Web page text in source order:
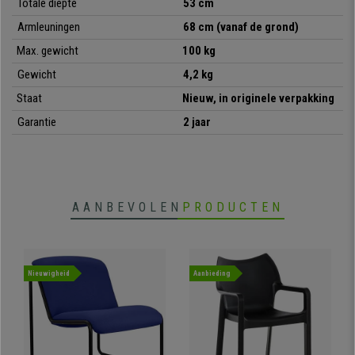
Ideaal voor vergaderruimtes
• Zitting met comfortabel dikke vulling
• Zeer praktisch en veelzijdig
Totale diepte
53 cm
Armleuningen
68 cm (vanaf de grond)
Max. gewicht
100 kg
Gewicht
4,2 kg
Staat
Nieuw, in originele verpakking
Garantie
2 jaar
AANBEVOLEN PRODUCTEN
Nieuwigheid Aanbieding